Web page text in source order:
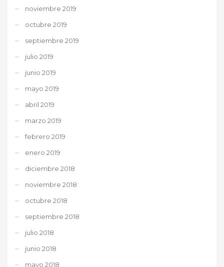
noviembre 2019
octubre 2019
septiembre 2019
julio 2019
junio 2019
mayo 2019
abril 2019
marzo 2019
febrero 2019
enero 2019
diciembre 2018
noviembre 2018
octubre 2018
septiembre 2018
julio 2018
junio 2018
mayo 2018